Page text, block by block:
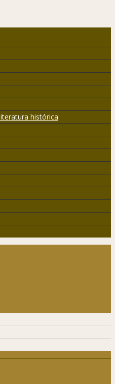
histórica